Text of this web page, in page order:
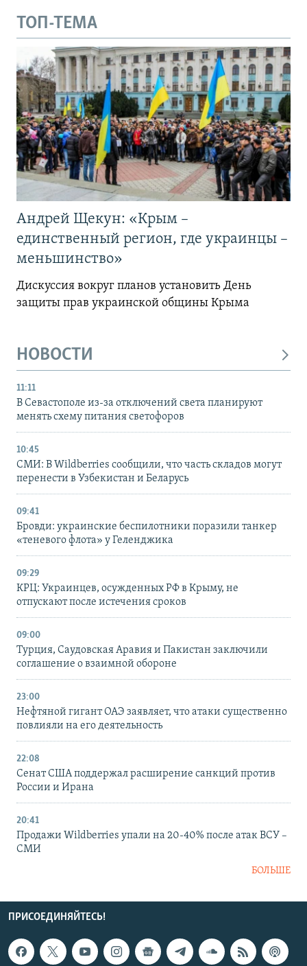
ТОП-ТЕМА
Андрей Щекун: «Крым –
единственный регион, где украинцы –
меньшинство»
Дискуссия вокруг планов установить День
защиты прав украинской общины Крыма
НОВОСТИ
11:11
В Севастополе из-за отключений света планируют
менять схему питания светофоров
10:45
СМИ: В Wildberries сообщили, что часть складов могут
перенести в Узбекистан и Беларусь
09:41
Бровди: украинские беспилотники поразили танкер
«теневого флота» у Геленджика
09:29
КРЦ: Украинцев, осужденных РФ в Крыму, не
отпускают после истечения сроков
09:00
Турция, Саудовская Аравия и Пакистан заключили
соглашение о взаимной обороне
23:00
Нефтяной гигант ОАЭ заявляет, что атаки существенно
повлияли на его деятельность
22:08
Сенат США поддержал расширение санкций против
России и Ирана
20:41
Продажи Wildberries упали на 20-40% после атак ВСУ –
СМИ
БОЛЬШЕ
ПРИСОЕДИНЯЙТЕСЬ!